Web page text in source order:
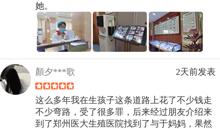
她。
顏夕***歌 2天前发表
这么多年我在生孩子这条道路上花了不少钱走
不少弯路，受了很多罪，后来经过朋友介绍来
到了郑州医大生殖医院找到了与于妈妈，果然